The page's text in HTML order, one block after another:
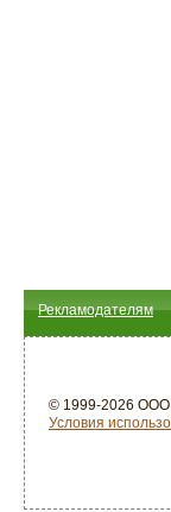
Рекламодателям
© 1999-2026 ООО
Условия